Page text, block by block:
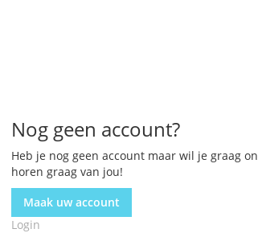
Nog geen account?
Heb je nog geen account maar wil je graag
horen graag van jou!
Maak uw account
Login